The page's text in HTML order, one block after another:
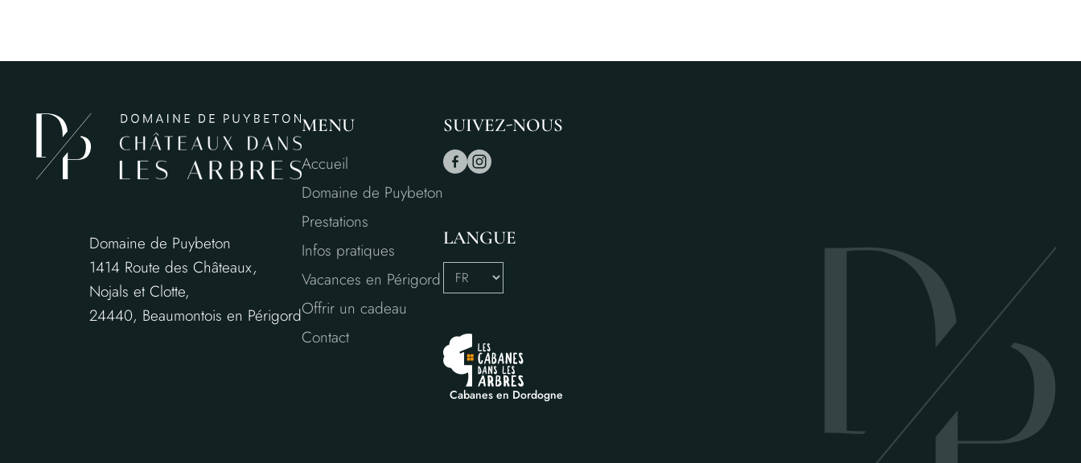
Domaine de Puybeton
1414 Route des Châteaux,
Nojals et Clotte,
24440, Beaumontois en Périgord
MENU
Accueil
Domaine de Puybeton
Prestations
Infos pratiques
Vacances en Périgord
Offrir un cadeau
Contact
SUIVEZ-NOUS
LANGUE
Cabanes en Dordogne